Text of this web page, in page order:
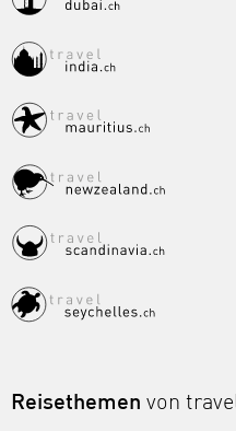
Reisethemen von